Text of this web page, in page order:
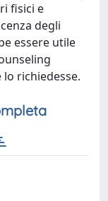
fisici e
degli
essere utile
richiedesse.